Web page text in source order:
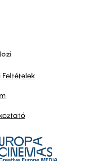
Feltételek